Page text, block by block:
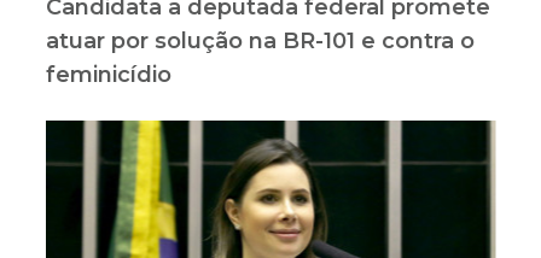
Candidata a deputada federal promete
atuar por solução na BR-101 e contra o
feminicídio